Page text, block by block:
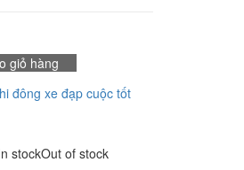
giỏ hàng
đông xe đạp cuộc tốt
stockOut of stock